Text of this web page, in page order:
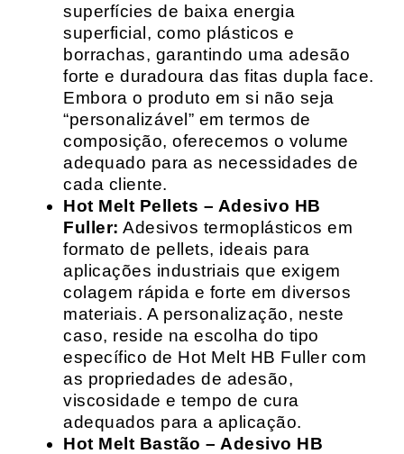
superfícies de baixa energia
superficial, como plásticos e
borrachas, garantindo uma adesão
forte e duradoura das fitas dupla face.
Embora o produto em si não seja
“personalizável” em termos de
composição, oferecemos o volume
adequado para as necessidades de
cada cliente.
Hot Melt Pellets – Adesivo HB
Fuller: Adesivos termoplásticos em
formato de pellets, ideais para
aplicações industriais que exigem
colagem rápida e forte em diversos
materiais. A personalização, neste
caso, reside na escolha do tipo
específico de Hot Melt HB Fuller com
as propriedades de adesão,
viscosidade e tempo de cura
adequados para a aplicação.
Hot Melt Bastão – Adesivo HB